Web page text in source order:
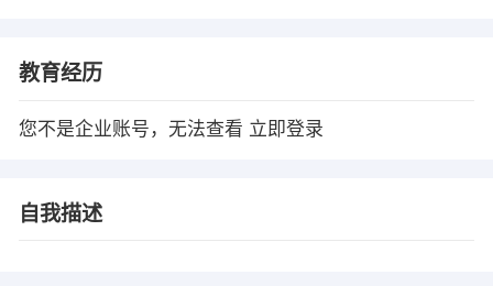
教育经历
您不是企业账号，无法查看 立即登录
自我描述